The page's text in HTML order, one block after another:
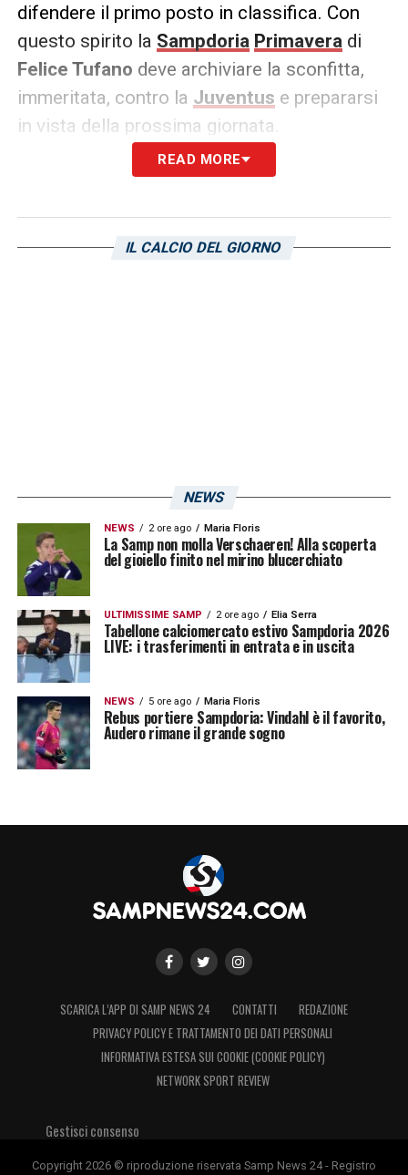
difendere il primo posto in classifica. Con
questo spirito la Sampdoria Primavera di
Felice Tufano deve archiviare la sconfitta,
immeritata, contro la Juventus e prepararsi
in vista della prossima giornata.
L’avversario del prossimo turno è la
alle ore 13.00 in trasferta. Parallelamente la
READ MORE
IL CALCIO DEL GIORNO
NEWS
NEWS 2 ore ago Maria Floris
La Samp non molla Verschaeren! Alla scoperta
del gioiello finito nel mirino blucerchiato
ULTIMISSIME SAMP 2 ore ago Elia Serra
Tabellone calciomercato estivo Sampdoria 2026
LIVE: i trasferimenti in entrata e in uscita
NEWS 5 ore ago Maria Floris
Rebus portiere Sampdoria: Vindahl è il favorito,
Audero rimane il grande sogno
SCARICA L’APP DI SAMP NEWS 24 CONTATTI
REDAZIONE
PRIVACY POLICY E TRATTAMENTO DEI DATI PERSONALI
INFORMATIVA ESTESA SUI COOKIE (COOKIE POLICY)
NETWORK SPORT REVIEW
Gestisci consenso
Copyright 2026 © riproduzione riservata Samp News 24 - Registro